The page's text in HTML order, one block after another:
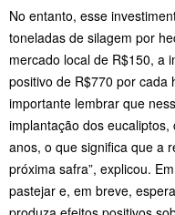
No entanto, esse
toneladas de silagem por
mercado local de R$150, a
positivo de R$770 por cada
importante lembrar que
implantação dos
anos, o que significa que a
próxima safra”, explicou.
pastejar e, em breve,